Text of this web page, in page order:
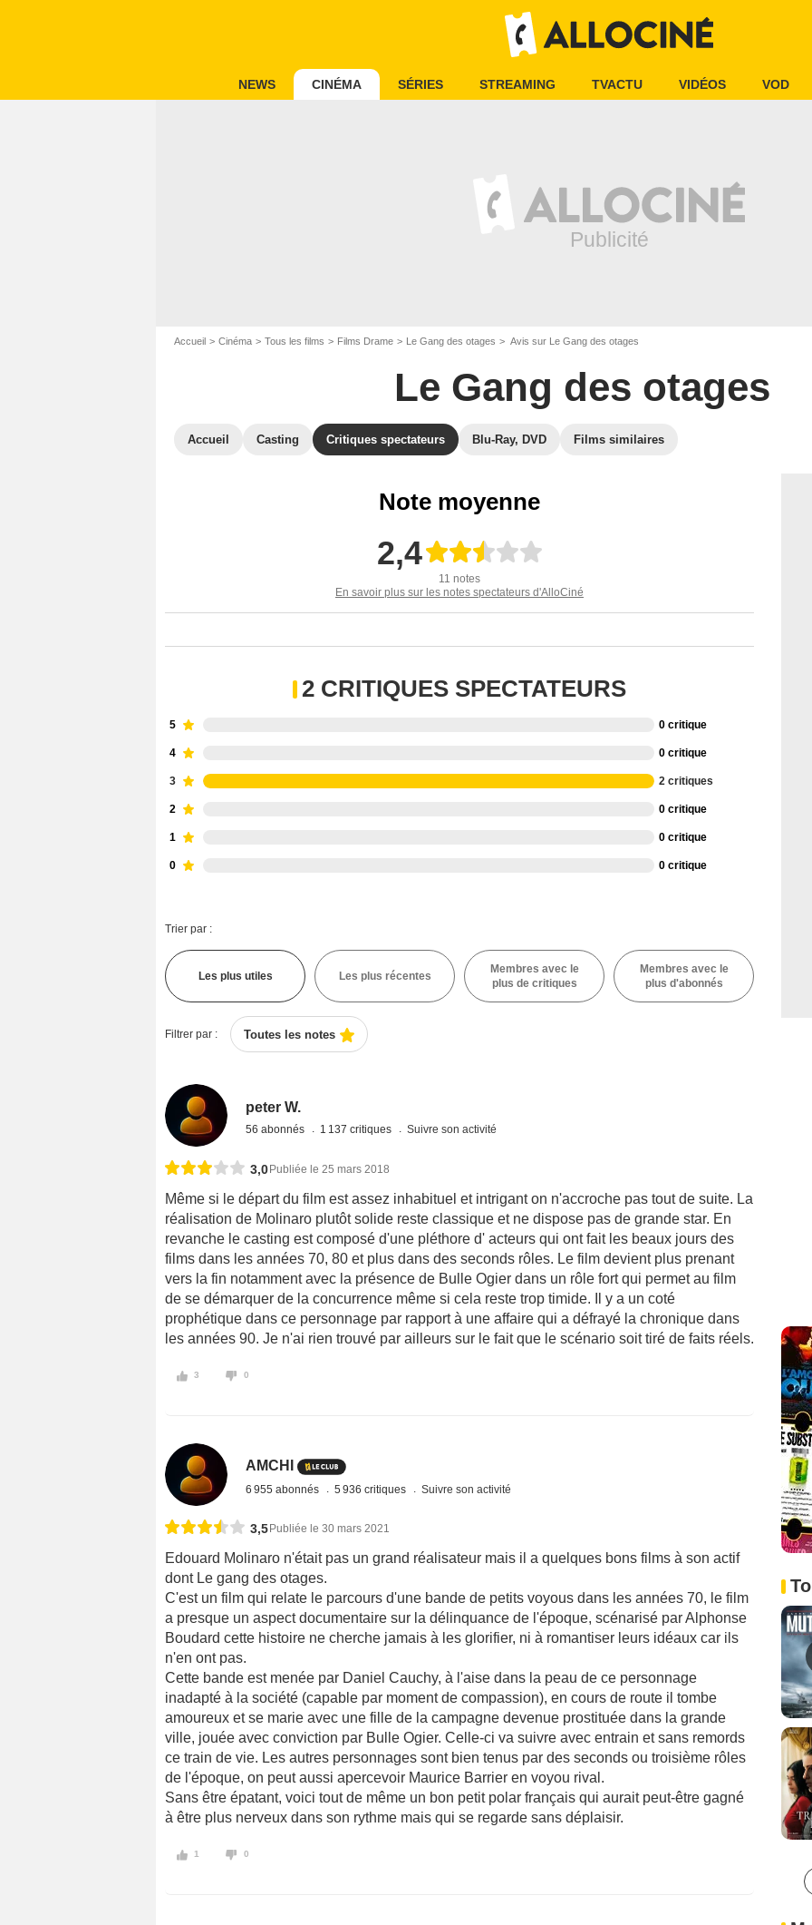
NEWS CINÉMA SÉRIES STREAMING TVACTU VIDÉOS VOD
Accueil Cinéma Tous les films Films Drame Le Gang des otages Avis sur Le Gang des otages
Le Gang des otages
Accueil Casting Critiques spectateurs Blu-Ray, DVD Films similaires
Note moyenne
2,4
11 notes
En savoir plus sur les notes spectateurs d'AlloCiné
2 CRITIQUES SPECTATEURS
5 0 critique
4 0 critique
3 2 critiques
2 0 critique
1 0 critique
0 0 critique
Trier par :
Les plus utiles Les plus récentes
Membres avec le
plus de critiques
Membres avec le
plus d'abonnés
Filtrer par : Toutes les notes
peter W.
56 abonnés 1 137 critiques Suivre son activité
3,0 Publiée le 25 mars 2018
Même si le départ du film est assez inhabituel et intrigant on n'accroche pas tout de suite. La
réalisation de Molinaro plutôt solide reste classique et ne dispose pas de grande star. En
revanche le casting est composé d'une pléthore d' acteurs qui ont fait les beaux jours des
films dans les années 70, 80 et plus dans des seconds rôles. Le film devient plus prenant
vers la fin notamment avec la présence de Bulle Ogier dans un rôle fort qui permet au film
de se démarquer de la concurrence même si cela reste trop timide. Il y a un coté
prophétique dans ce personnage par rapport à une affaire qui a défrayé la chronique dans
les années 90. Je n'ai rien trouvé par ailleurs sur le fait que le scénario soit tiré de faits réels.
3 0
AMCHI
6 955 abonnés 5 936 critiques Suivre son activité
3,5Publiée le 30 mars 2021
Edouard Molinaro n'était pas un grand réalisateur mais il a quelques bons films à son actif
dont Le gang des otages.
C'est un film qui relate le parcours d'une bande de petits voyous dans les années 70, le film
a presque un aspect documentaire sur la délinquance de l'époque, scénarisé par Alphonse
Boudard cette histoire ne cherche jamais à les glorifier, ni à romantiser leurs idéaux car ils
n'en ont pas.
Cette bande est menée par Daniel Cauchy, à l'aise dans la peau de ce personnage
inadapté à la société (capable par moment de compassion), en cours de route il tombe
amoureux et se marie avec une fille de la campagne devenue prostituée dans la grande
ville, jouée avec conviction par Bulle Ogier. Celle-ci va suivre avec entrain et sans remords
ce train de vie. Les autres personnages sont bien tenus par des seconds ou troisième rôles
de l'époque, on peut aussi apercevoir Maurice Barrier en voyou rival.
Sans être épatant, voici tout de même un bon petit polar français qui aurait peut-être gagné
à être plus nerveux dans son rythme mais qui se regarde sans déplaisir.
1 0